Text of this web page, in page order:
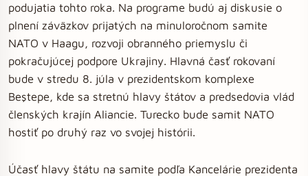
podujatia tohto roka. Na programe budú aj diskusie o
plnení záväzkov prijatých na minuloročnom samite
NATO v Haagu, rozvoji obranného priemyslu či
pokračujúcej podpore Ukrajiny. Hlavná časť rokovaní
bude v stredu 8. júla v prezidentskom komplexe
Beştepe, kde sa stretnú hlavy štátov a predsedovia vlád
členských krajín Aliancie. Turecko bude samit NATO
hostiť po druhý raz vo svojej histórii.
Účasť hlavy štátu na samite podľa Kancelárie prezidenta